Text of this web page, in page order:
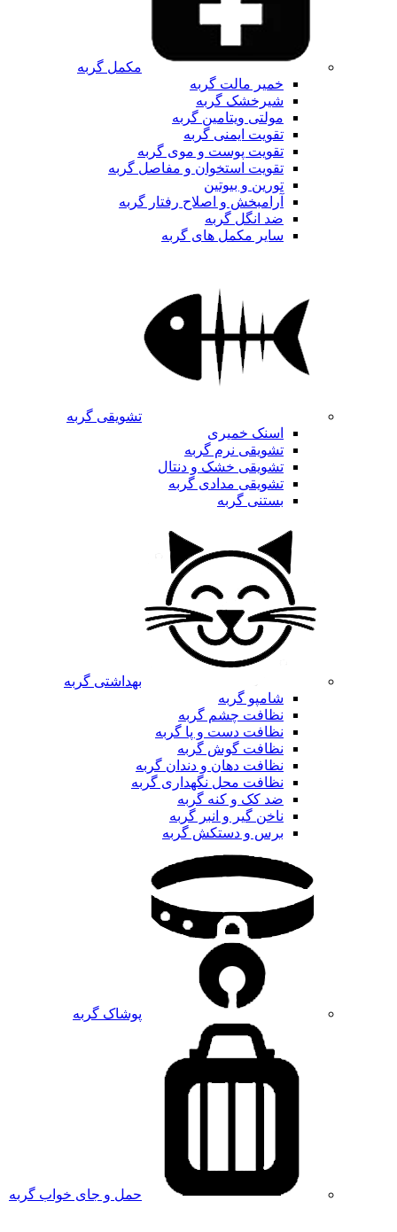
مکمل گربه
خمیر مالت گربه
شیرخشک گربه
مولتی ویتامین گربه
تقویت ایمنی گربه
تقویت پوست و موی گربه
تقویت استخوان و مفاصل گربه
تورین و بیوتین
آرامبخش و اصلاح رفتار گربه
ضد انگل گربه
سایر مکمل های گربه
تشویقی گربه
اسنک خمیری
تشویقی نرم گربه
تشویقی خشک و دنتال
تشویقی مدادی گربه
بستنی گربه
بهداشتی گربه
شامپو گربه
نظافت چشم گربه
نظافت دست و پا گربه
نظافت گوش گربه
نظافت دهان و دندان گربه
نظافت محل نگهداری گربه
ضد کک و کنه گربه
ناخن گیر و انبر گربه
برس و دستکش گربه
پوشاک گربه
حمل و جای خواب گربه